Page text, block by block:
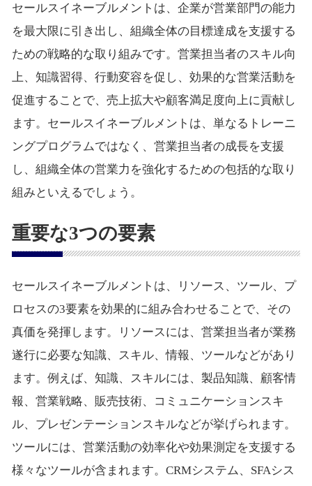
セールスイネーブルメントは、企業が営業部門の能力
を最大限に引き出し、組織全体の目標達成を支援する
ための戦略的な取り組みです。営業担当者のスキル向
上、知識習得、行動変容を促し、効果的な営業活動を
促進することで、売上拡大や顧客満足度向上に貢献し
ます。セールスイネーブルメントは、単なるトレーニ
ングプログラムではなく、営業担当者の成長を支援
し、組織全体の営業力を強化するための包括的な取り
組みといえるでしょう。
重要な3つの要素
セールスイネーブルメントは、リソース、ツール、プ
ロセスの3要素を効果的に組み合わせることで、その
真価を発揮します。リソースには、営業担当者が業務
遂行に必要な知識、スキル、情報、ツールなどがあり
ます。例えば、知識、スキルには、製品知識、顧客情
報、営業戦略、販売技術、コミュニケーションスキ
ル、プレゼンテーションスキルなどが挙げられます。
ツールには、営業活動の効率化や効果測定を支援する
様々なツールが含まれます。CRMシステム、SFAシス